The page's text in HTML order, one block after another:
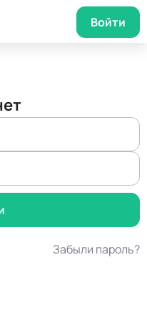
Войти
Забыли пароль?